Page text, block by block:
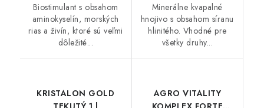
Biostimulant s obsahom
aminokyselín, morských
rias a živín, ktoré sú veľmi
dôležité...
Minerálne kvapalné
hnojivo s obsahom síranu
hlinitého. Vhodné pre
všetky druhy...
KRISTALON GOLD
AGRO VITALITY